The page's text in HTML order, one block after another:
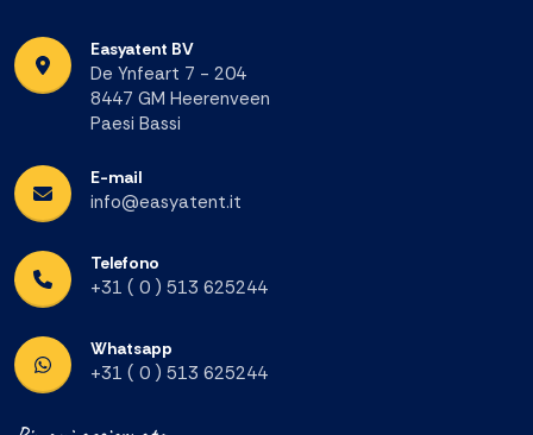
Easyatent BV
De Ynfeart 7 - 204
8447 GM Heerenveen
Paesi Bassi
E-mail
info@easyatent.it
Telefono
+31 ( 0 ) 513 625244
Whatsapp
+31 ( 0 ) 513 625244